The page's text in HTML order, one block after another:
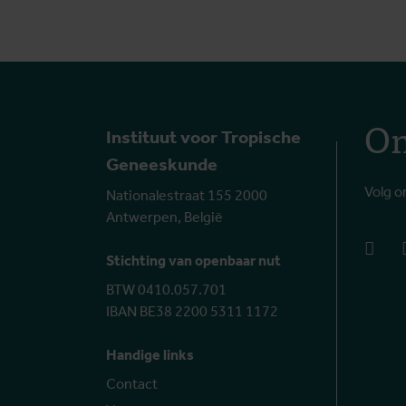
Instituut voor Tropische
Geneeskunde
Nationalestraat 155 2000
Antwerpen, België
Stichting van openbaar nut
BTW 0410.057.701
IBAN BE38 2200 5311 1172
Handige links
Contact
Volg